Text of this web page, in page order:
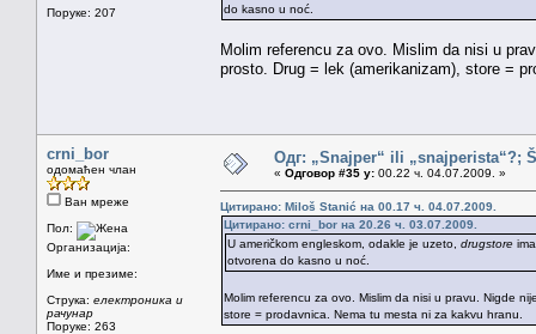
Поруке: 207
do kasno u noć.
Molim referencu za ovo. Mislim da nisi u
prosto. Drug = lek (amerikanizam), store =
crni_bor
одомаћен члан
Ван мреже
Пол:
Организација:
Име и презиме:
Струка: електроника и
рачунар
Поруке: 263
Одг: „Snajper“ ili „snajperista“?;
« Одговор #35 у: 00.22 ч. 04.07.2009. »
Цитирано: Miloš Stanić на 00.17 ч. 04.07.2009.
Цитирано: crni_bor на 20.26 ч. 03.07.2009.
U američkom engleskom, odakle je uzeto, drugstore
otvorena do kasno u noć.
Molim referencu za ovo. Mislim da nisi u pravu. Nigde
store = prodavnica. Nema tu mesta ni za kakvu hranu.